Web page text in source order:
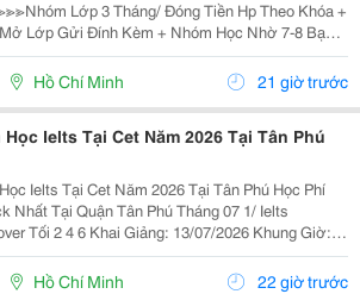
Lớp Gửi Đính Kèm + Nhóm Học Nhờ 7-8 Bạn/
Giáo Trình Ielts Có Band Điểm Lộ Trình, Sách
Ngoài Bám Sát + Chia Đều 4 Kỹ...
Hồ Chí Minh 21 giờ trước
Học Ielts Tại Cet Năm 2026 Tại Tân Phú
Ielts Tại Cet Năm 2026 Tại Tân Phú Học Phí
Tại Quận Tân Phú Tháng 07 1/ Ielts
6 Khai Giảng: 13/07/2026 Khung Giờ:
Phí Ưu Đãi 5% Khi Đăng Ký 2/ Ielts
Basic Tối 3 5 7 Khai...
Hồ Chí Minh 22 giờ trước